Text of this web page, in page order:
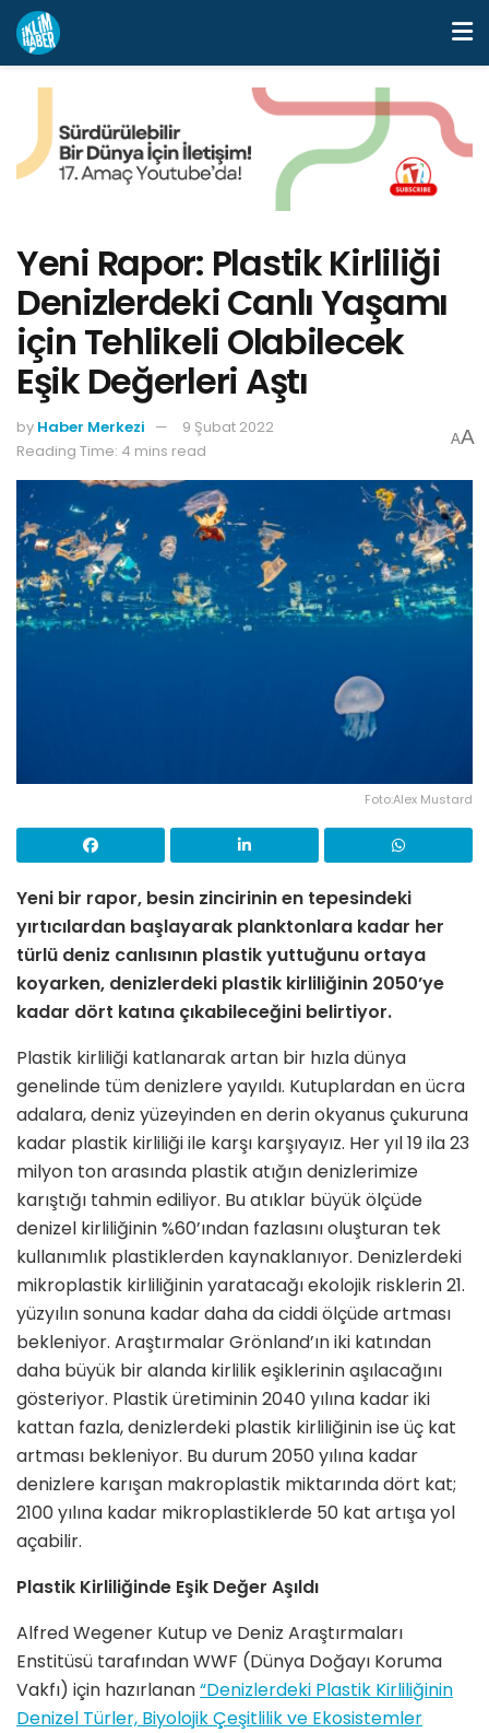
Yeni Rapor: Plastik Kirliliği
Denizlerdeki Canlı Yaşamı
için Tehlikeli Olabilecek
Eşik Değerleri Aştı
by Haber Merkezi
9 Şubat 2022
Reading Time: 4 mins read
AA
Foto:Alex Mustard
Yeni bir rapor, besin zincirinin en tepesindeki
yırtıcılardan başlayarak planktonlara kadar her
türlü deniz canlısının plastik yuttuğunu ortaya
koyarken, denizlerdeki plastik kirliliğinin 2050’ye
kadar dört katına çıkabileceğini belirtiyor.
Plastik kirliliği katlanarak artan bir hızla dünya
genelinde tüm denizlere yayıldı. Kutuplardan en ücra
adalara, deniz yüzeyinden en derin okyanus çukuruna
kadar plastik kirliliği ile karşı karşıyayız. Her yıl 19 ila 23
milyon ton arasında plastik atığın denizlerimize
karıştığı tahmin ediliyor. Bu atıklar büyük ölçüde
denizel kirliliğinin %60’ından fazlasını oluşturan tek
kullanımlık plastiklerden kaynaklanıyor. Denizlerdeki
mikroplastik kirliliğinin yaratacağı ekolojik risklerin 21.
yüzyılın sonuna kadar daha da ciddi ölçüde artması
bekleniyor. Araştırmalar Grönland’ın iki katından
daha büyük bir alanda kirlilik eşiklerinin aşılacağını
gösteriyor. Plastik üretiminin 2040 yılına kadar iki
kattan fazla, denizlerdeki plastik kirliliğinin ise üç kat
artması bekleniyor. Bu durum 2050 yılına kadar
denizlere karışan makroplastik miktarında dört kat;
2100 yılına kadar mikroplastiklerde 50 kat artışa yol
açabilir.
Plastik Kirliliğinde Eşik Değer Aşıldı
Alfred Wegener Kutup ve Deniz Araştırmaları
Enstitüsü tarafından WWF (Dünya Doğayı Koruma
Vakfı) için hazırlanan“Denizlerdeki Plastik Kirliliğinin
Denizel Türler, Biyolojik Çeşitlilik ve Ekosistemler